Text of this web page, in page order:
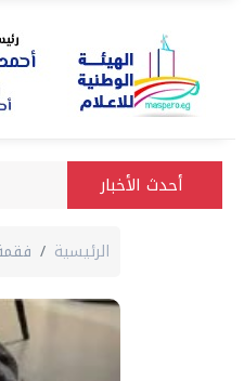
أحدث الأخبار
الرئيسية